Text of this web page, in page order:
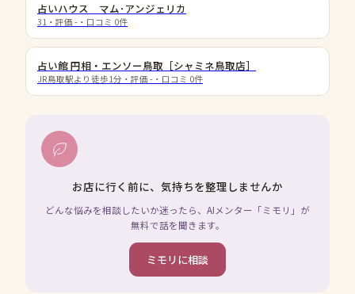
占いハウス マム･アンジェリカ
31 ・評価 - ・口コミ 0件
占い館 円相・エンソー鳥取［シャミネ鳥取店］
JR鳥取駅より徒歩1分 ・評価 - ・口コミ 0件
お店に行く前に、気持ちを整理しませんか
どんな悩みを相談したいか迷ったら、AIメンター「ミモリ」が
無料で話を聞きます。
ミモリに相談